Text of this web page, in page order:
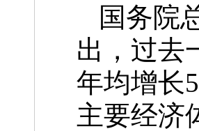
国务院
出，过去
年均增长
主要经济